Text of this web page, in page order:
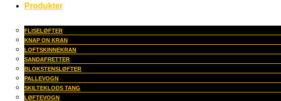
Produkter
FLISELØFTER
KNAP ON KRAN
LOFTSKINNEKRAN
SANDAFRETTER
BLOKSTENSLØFTER
PALLEVOGN
SKILTEKLODS TANG
LØFTEVOGN